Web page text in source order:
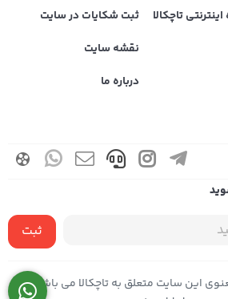
تاچکالا
ثبت شکایات در سایت
نقشه سایت
درباره ما
ثبت
این سایت متعلق به تاچکالا می باشد |